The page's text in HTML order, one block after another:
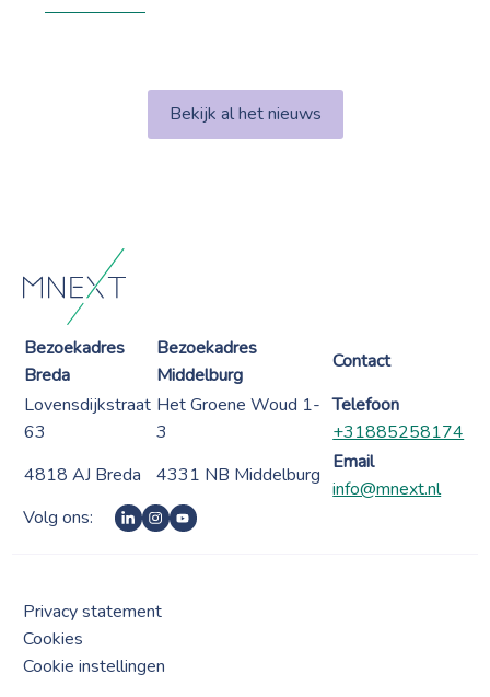
Bekijk al het nieuws
Bezoekadres
Breda
Bezoekadres
Middelburg
Contact
Lovensdijkstraat
63
Het Groene Woud 1-
3
Telefoon
+31885258174
4818 AJ Breda
4331 NB Middelburg
Email
info@mnext.nl
Volg ons:
Privacy statement
Cookies
Cookie instellingen